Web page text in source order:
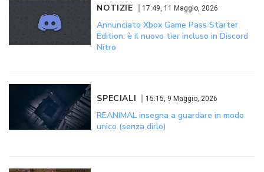
NOTIZIE 17:49, 11 Maggio, 2026
Annunciato Xbox Game Pass Starter
Edition: è il nuovo tier incluso in Discord
Nitro
SPECIALI 15:15, 9 Maggio, 2026
REANIMAL insegna a guardare in modo
unico (senza dirlo)